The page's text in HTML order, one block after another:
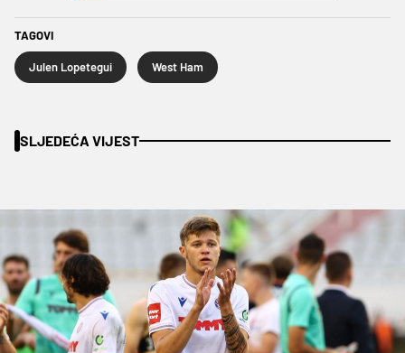
TAGOVI
Julen Lopetegui West Ham
SLJEDEĆA VIJEST